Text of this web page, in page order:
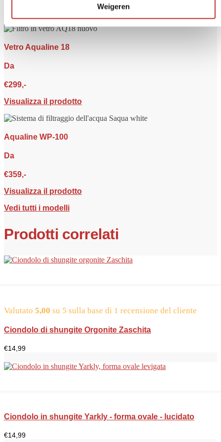
Weigeren
Vetro Aqualine 18
Da
€299,-
Visualizza il prodotto
Aqualine WP-100
Da
€359,-
Visualizza il prodotto
Vedi tutti i modelli
Prodotti correlati
Valutato 5,00 su 5 sulla base di 1 recensione del cliente
Ciondolo di shungite Orgonite Zaschita
€14,99
Ciondolo in shungite Yarkly - forma ovale - lucidato
€14,99